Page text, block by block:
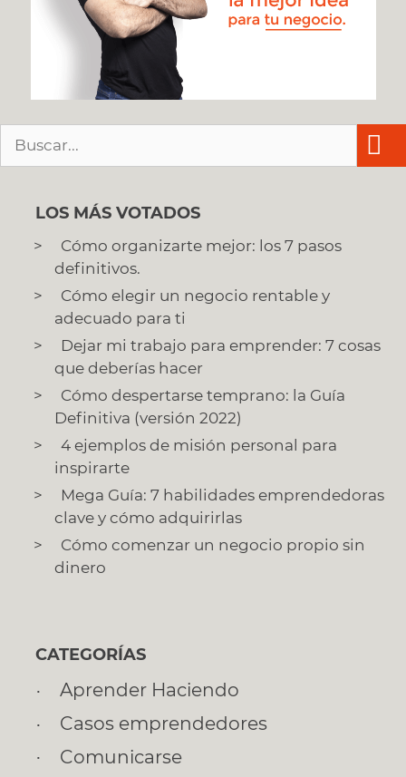
LOS MÁS VOTADOS
Cómo organizarte mejor: los 7 pasos
definitivos.
Cómo elegir un negocio rentable y
adecuado para ti
Dejar mi trabajo para emprender: 7 cosas
que deberías hacer
Cómo despertarse temprano: la Guía
Definitiva (versión 2022)
4 ejemplos de misión personal para
inspirarte
Mega Guía: 7 habilidades emprendedoras
clave y cómo adquirirlas
Cómo comenzar un negocio propio sin
dinero
CATEGORÍAS
Aprender Haciendo
Casos emprendedores
Comunicarse